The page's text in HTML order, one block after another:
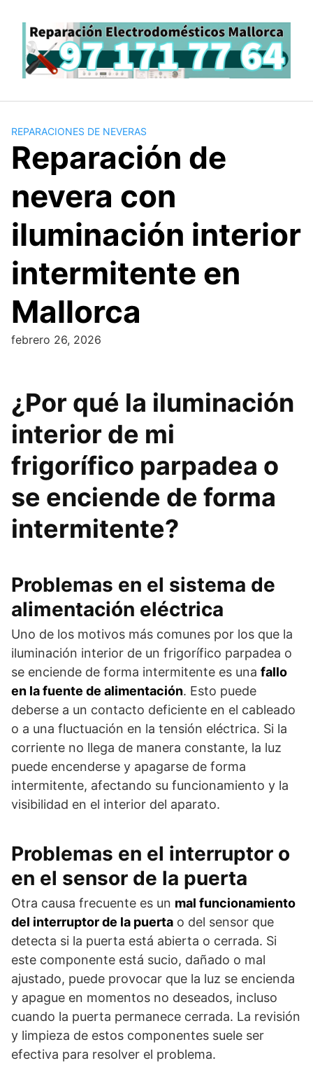
contenido
REPARACIONES DE NEVERAS
Reparación de
nevera con
iluminación interior
intermitente en
Mallorca
febrero 26, 2026
¿Por qué la iluminación
interior de mi
frigorífico parpadea o
se enciende de forma
intermitente?
Problemas en el sistema de
alimentación eléctrica
Uno de los motivos más comunes por los que la
iluminación interior de un frigorífico parpadea o
se enciende de forma intermitente es una fallo
en la fuente de alimentación. Esto puede
deberse a un contacto deficiente en el cableado
o a una fluctuación en la tensión eléctrica. Si la
corriente no llega de manera constante, la luz
puede encenderse y apagarse de forma
intermitente, afectando su funcionamiento y la
visibilidad en el interior del aparato.
Problemas en el interruptor o
en el sensor de la puerta
Otra causa frecuente es un mal funcionamiento
del interruptor de la puerta o del sensor que
detecta si la puerta está abierta o cerrada. Si
este componente está sucio, dañado o mal
ajustado, puede provocar que la luz se encienda
y apague en momentos no deseados, incluso
cuando la puerta permanece cerrada. La revisión
y limpieza de estos componentes suele ser
efectiva para resolver el problema.